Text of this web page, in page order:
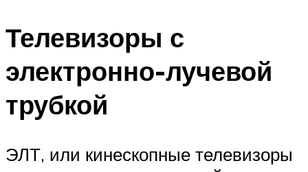
Телевизоры с
электронно-лучевой
трубкой
ЭЛТ, или кинескопные телевизоры